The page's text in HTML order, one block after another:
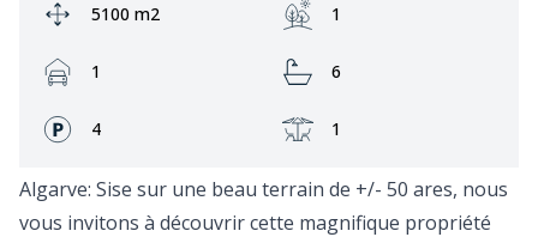
Ground area:
5100 m2 Jardin:
1
Garage:
1 Bathrooms:
6
Façades:
4 Terrasse:
1
Algarve: Sise sur une beau terrain de +/- 50 ares, nous
vous invitons à découvrir cette magnifique propriété